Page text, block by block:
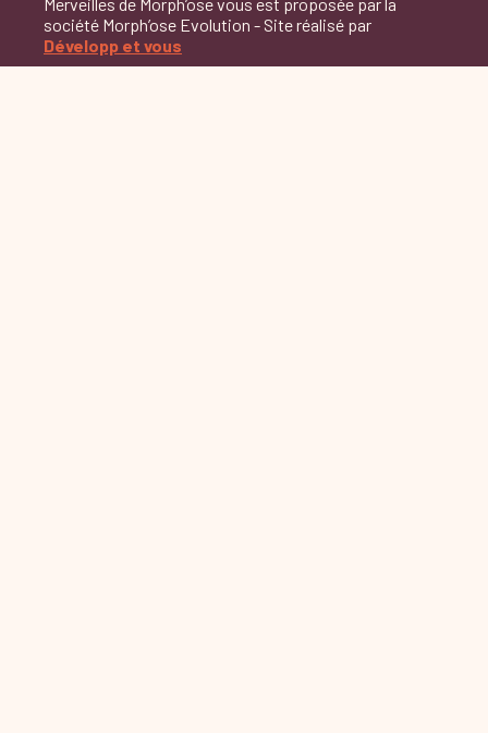
société Morph’ose Evolution - Site réalisé par
Développ et vous